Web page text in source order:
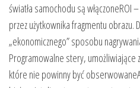
światła samochodu są włączoneROI
przez użytkownika fragmentu obrazu.
„ekonomicznego” sposobu
Programowalne stery,
które nie powinny być